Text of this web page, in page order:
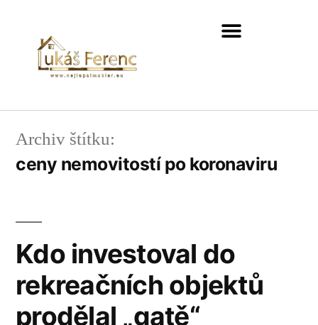
Archiv štítku:
ceny nemovitostí po koronaviru
Kdo investoval do
rekreačních objektů
prodělal „gatě“